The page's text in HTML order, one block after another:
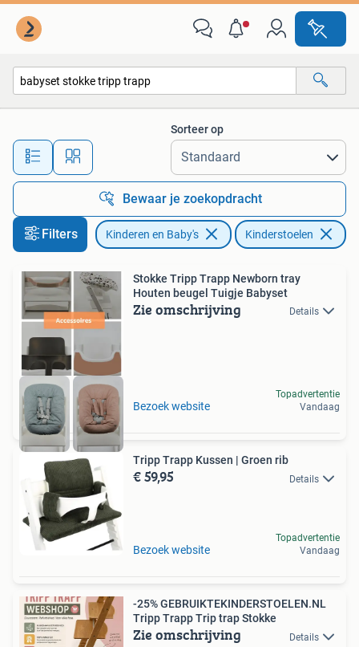
Alle afstanden…
Sorteer op
Bewaar je zoekopdracht
Filters Kinderen en Baby's Kinderstoelen
Stokke Tripp Trapp Newborn tray
Houten beugel Tuigje Babyset
Zie omschrijving Details
Bezoek website
Topadvertentie
Vandaag
Tripp Trapp Kussen | Groen rib
€ 59,95 Details
Bezoek website
Topadvertentie
Vandaag
-25% GEBRUIKTEKINDERSTOELEN.NL
Tripp Trapp Trip trap Stokke
Zie omschrijving Details